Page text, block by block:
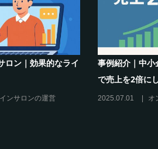
オンラインサロンでの”学び”がこれから
のリスキリングを先導すると言えるこれ
だけの”理由”